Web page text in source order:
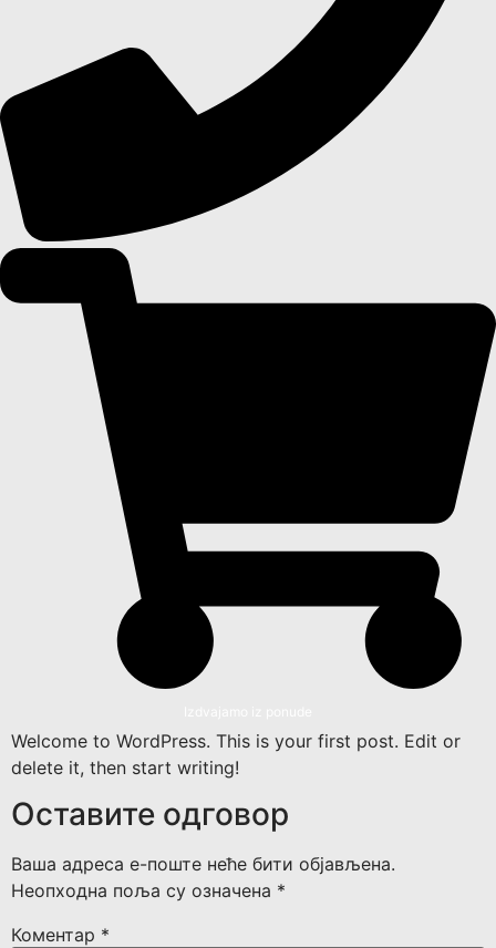
Welcome to WordPress. This is your first post. Edit or
delete it, then start writing!
Оставите одговор
Ваша адреса е-поште неће бити објављена.
Неопходна поља су означена *
Коментар *